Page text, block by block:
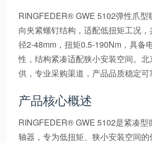
RINGFEDER® GWE 5102弹性爪型
向夹紧螺钉结构，适配低扭矩工况
径2-48mm，扭矩0.5-190Nm，具备
性，结构紧凑适配狭小安装空间。
供，专业采购渠道，产品品质稳定可
产品核心概述
RINGFEDER® GWE 5102是紧凑型
轴器，专为低扭矩、狭小安装空间的